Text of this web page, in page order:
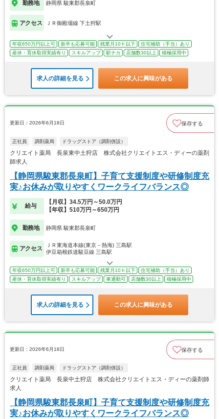
勤務地 静岡県 駿東郡長泉町
アクセス ＪＲ御殿場線 下土狩駅
年収650万円以上可 新卒も応募可能 残業月10ｈ以下
住宅補助（手当）あり
産休・育休取得実績有り
スキルアップ 駅チカ 店舗数30以上 積極採用中
求人の詳細を見る この求人に興味がある
更新日：2026年6月18日 保存する
正社員 調剤薬局 ドラッグストア（調剤併設）
クリエイト薬局 長泉東中土狩店 株式会社クリエイトエス・ディーの薬剤
師求人
【静岡県駿東郡長泉町】子育て支援制度や研修制度充
実♪お休みが取りやすくワークライフバランス◎
給与
【月収】34.5万円～50.0万円
【年収】510万円～650万円
勤務地 静岡県 駿東郡長泉町
アクセス
ＪＲ東海道本線(東京－熱海) 三島駅
伊豆箱根鉄道駿豆線 三島駅
年収650万円以上可 新卒も応募可能 残業月10ｈ以下
住宅補助（手当）あり
産休・育休取得実績有り
スキルアップ 車通勤可 店舗数30以上 積極採用中
求人の詳細を見る この求人に興味がある
更新日：2026年6月18日 保存する
正社員 調剤薬局 ドラッグストア（調剤併設）
クリエイト薬局 長泉中土狩店 株式会社クリエイトエス・ディーの薬剤師
求人
【静岡県駿東郡長泉町】子育て支援制度や研修制度充
実♪お休みが取りやすくワークライフバランス◎